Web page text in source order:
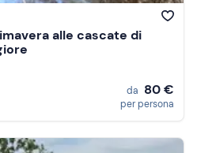
alle cascate di
da 80 €
per persona